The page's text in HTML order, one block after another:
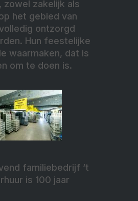
zowel zakelijk als
het gebied van
ontzorgd
Hun feestelijke
waarmaken, dat is
om te doen is.
familiebedrijf ‘t
is 100 jaar